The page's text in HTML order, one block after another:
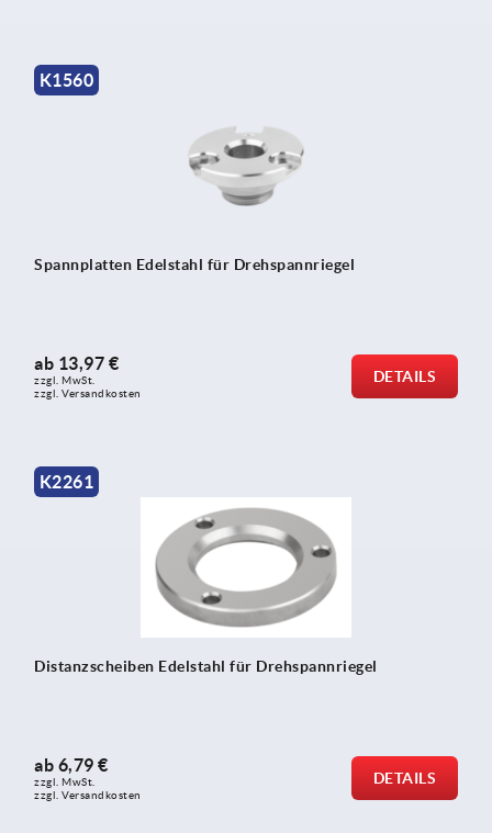
K1560
Spannplatten Edelstahl für Drehspannriegel
ab 13,97 €
zzgl. MwSt.
zzgl. Versandkosten
DETAILS
K2261
Distanzscheiben Edelstahl für Drehspannriegel
ab 6,79 €
zzgl. MwSt.
zzgl. Versandkosten
DETAILS